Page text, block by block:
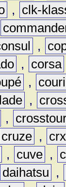
,
clk-
,
, corsa
,
,
,
cruze ,
crx
, cuve ,
daihatsu
,